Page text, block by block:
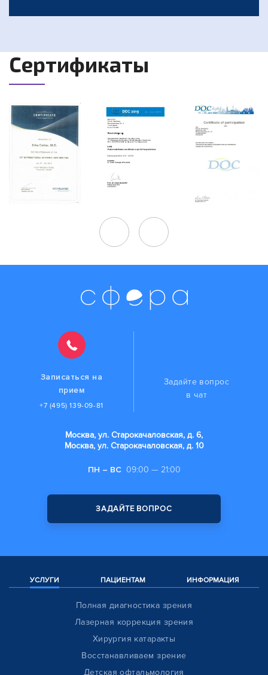
Сертификаты
Записаться на
прием
+7 (495) 139-09-81
Задайте вопрос
в чат
Москва, ул. Старокачаловская, д. 6,
Москва, ул. Старокачаловская, д. 10
ПН – ВС 09:00 — 21:00
ЗАДАЙТЕ ВОПРОС
УСЛУГИ ПАЦИЕНТАМ ИНФОРМАЦИЯ
Полная диагностика зрения
Лазерная коррекция зрения
Хирургия катаракты
Восстанавливаем зрение
Детская офтальмология